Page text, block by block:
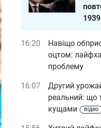
16:20
Навіщо
оцтом:
проблему
16:07
Другий урожай
реальний: що
кущами
відео